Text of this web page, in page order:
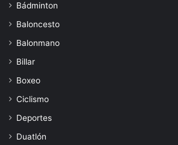
Bádminton
Baloncesto
Balonmano
Billar
Boxeo
Ciclismo
Deportes
Duatlón